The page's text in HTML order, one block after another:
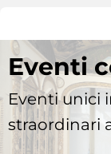
Eventi
Eventi unici
straordinari